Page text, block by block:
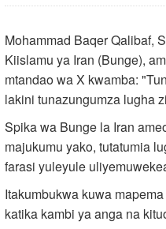
Mohammad Baqer Qalibaf,
Kiislamu ya Iran (Bunge),
mtandao wa X kwamba:
lakini tunazungumza lugha
Spika wa Bunge la Iran
majukumu yako, tutatumia
farasi yuleyule
Itakumbukwa kuwa
katika kambi ya anga na